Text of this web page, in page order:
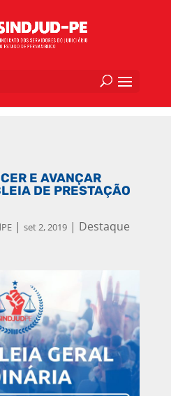
E AVANÇAR
DE PRESTAÇÃO
| set 2, 2019| Destaque